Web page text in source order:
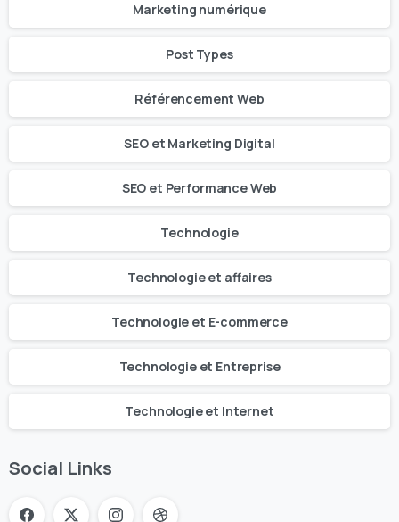
Marketing numérique
Post Types
Référencement Web
SEO et Marketing Digital
SEO et Performance Web
Technologie
Technologie et affaires
Technologie et E-commerce
Technologie et Entreprise
Technologie et Internet
Social Links